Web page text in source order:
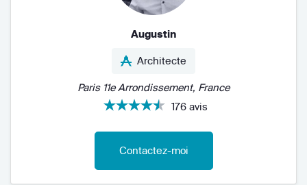
Augustin
Architecte
Paris 11e Arrondissement, France
176 avis
Contactez-moi